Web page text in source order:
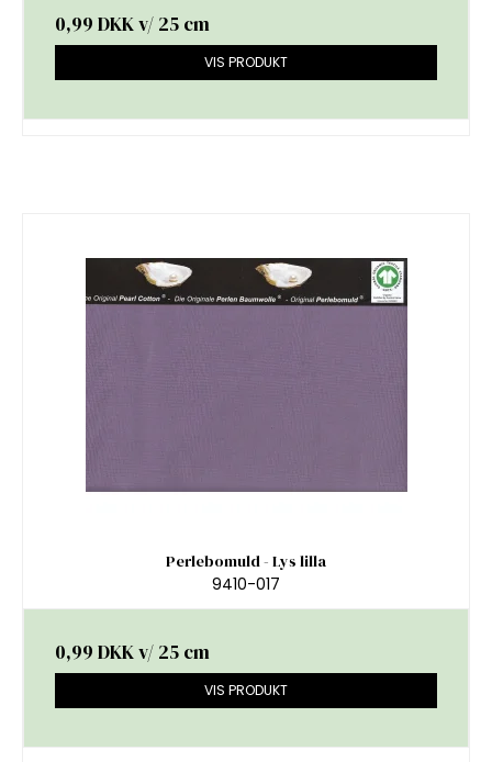
0,99 DKKv/ 25 cm
VIS PRODUKT
Perlebomuld - Lys lilla
9410-017
0,99 DKKv/ 25 cm
VIS PRODUKT